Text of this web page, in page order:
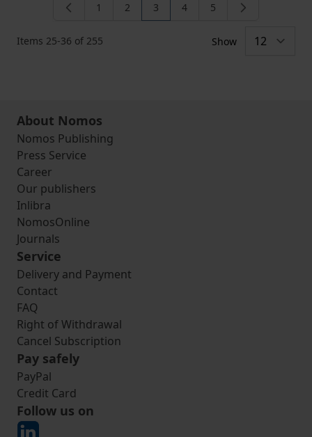
Items 25-36 of 255
Page
1 Page
2 You're currently reading page
3 Page
4 Page
5
Show
About Nomos
Nomos Publishing
Press Service
Career
Our publishers
Inlibra
NomosOnline
Journals
Service
Delivery and Payment
Contact
FAQ
Right of Withdrawal
Cancel Subscription
Pay safely
PayPal
Credit Card
Follow us on